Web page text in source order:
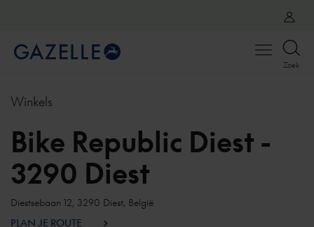
Open
Zoek
Winkels
Bike Republic Diest -
3290 Diest
Diestsebaan 12, 3290 Diest, België
PLAN JE ROUTE